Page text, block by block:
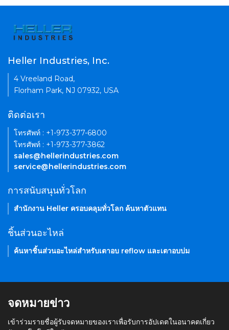
Heller Industries, Inc.
4 Vreeland Road,
Florham Park, NJ 07932, USA
ติดต่อเรา
โทรศัพท์ : +1-973-377-6800
โทรศัพท์ : +1-973-377-3862
sales@hellerindustries.com
service@hellerindustries.com
การสนับสนุนทั่วโลก
สำนักงาน Heller ครอบคลุมทั่วโลก ค้นหาตัวแทน
ชิ้นส่วนอะไหล่
ค้นหาชิ้นส่วนอะไหล่สำหรับเตาอบ reflow และเตาอบบ่ม
จดหมายข่าว
เข้าร่วมรายชื่อผู้รับจดหมายของเราเพื่อรับการอัปเดตในอนาคตเกี่ยว